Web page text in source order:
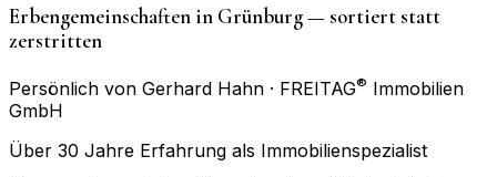
Erbengemeinschaften in Grünburg — sortiert statt
zerstritten
Persönlich von Gerhard Hahn · FREITAG® Immobilien
GmbH
Über 30 Jahre Erfahrung als Immobilienspezialist